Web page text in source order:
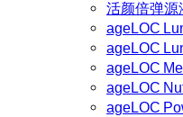
活颜倍弹源
ageLOC
ageLOC
ageLOC Me
ageLOC
ageLOC